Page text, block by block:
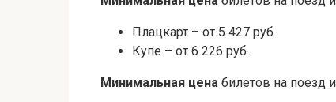
Плацкарт – от 5 427 руб.
Купе – от 6 226 руб.
Минимальная цена билетов на поезд